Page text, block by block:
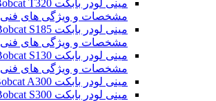
مشخصات و ویژگی های فنی
مشخصات و ویژگی های فنی
مشخصات و ویژگی های فنی
مینی لودر بابکت Bobcat A300